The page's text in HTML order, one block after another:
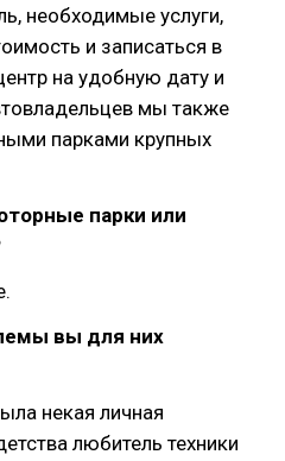
необходимые услуги,
и записаться в
на удобную дату и
мы также
парками крупных
парки или
вы для них
некая личная
любитель техники